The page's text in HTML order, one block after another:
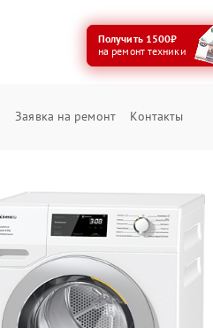
Получить 1500₽
на ремонт техники
Заявка на ремонт Контакты